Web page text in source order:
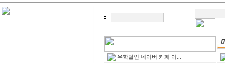
유학달인 네이버 카페 이...